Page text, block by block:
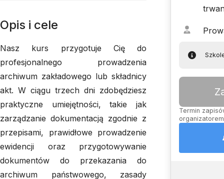
Termin
Opis i cele
Nasz kurs przygotuje Cię do
profesjonalnego prowadzenia
archiwum zakładowego lub składnicy
akt. W ciągu trzech dni zdobędziesz
praktyczne umiejętności, takie jak
zarządzanie dokumentacją zgodnie z
przepisami, prawidłowe prowadzenie
ewidencji oraz przygotowywanie
dokumentów do przekazania do
archiwum państwowego, zasady